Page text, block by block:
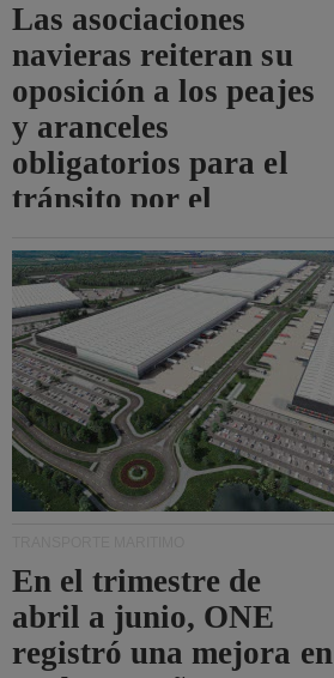
Las asociaciones
navieras reiteran su
oposición a los peajes
y aranceles
obligatorios para el
tránsito por el
En el trimestre de
abril a junio, ONE
registró una mejora en